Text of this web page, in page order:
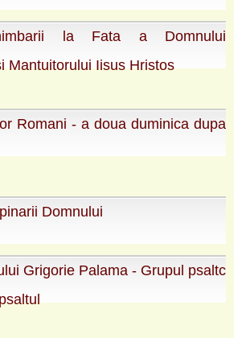
la Fata a Domnului
Mantuitorului Iisus Hristos
Romani - a doua duminica dupa
Domnului
Grigorie Palama - Grupul psaltc